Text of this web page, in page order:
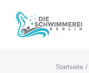
Zum
Inhalt
Startseite